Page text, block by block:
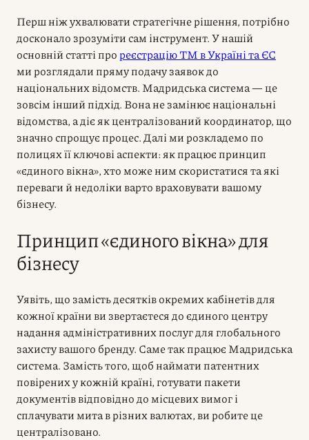
Перш ніж ухвалювати стратегічне рішення, потрібно
досконало зрозуміти сам інструмент. У нашій
основній статті про реєстрацію ТМ в Україні та ЄС
ми розглядали пряму подачу заявок до
національних відомств. Мадридська система — це
зовсім інший підхід. Вона не замінює національні
відомства, а діє як централізований координатор, що
значно спрощує процес. Далі ми розкладемо по
полицях її ключові аспекти: як працює принцип
«єдиного вікна», хто може ним скористатися та які
переваги й недоліки варто враховувати вашому
бізнесу.
Принцип «єдиного вікна» для
бізнесу
Уявіть, що замість десятків окремих кабінетів для
кожної країни ви звертаєтеся до єдиного центру
надання адміністративних послуг для глобального
захисту вашого бренду. Саме так працює Мадридська
система. Замість того, щоб наймати патентних
повірених у кожній країні, готувати пакети
документів відповідно до місцевих вимог і
сплачувати мита в різних валютах, ви робите це
централізовано.